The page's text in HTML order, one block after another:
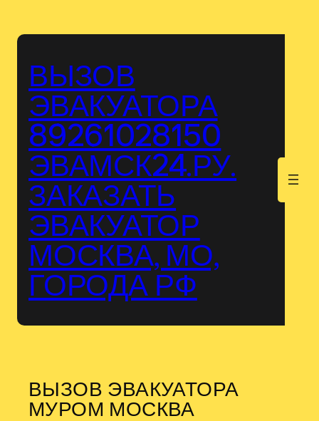
ВЫЗОВ
ЭВАКУАТОРА
89261028150
ЭВАМСК24.РУ.
ЗАКАЗАТЬ
ЭВАКУАТОР
МОСКВА, МО,
ГОРОДА РФ
ВЫЗОВ ЭВАКУАТОРА
МУРОМ МОСКВА